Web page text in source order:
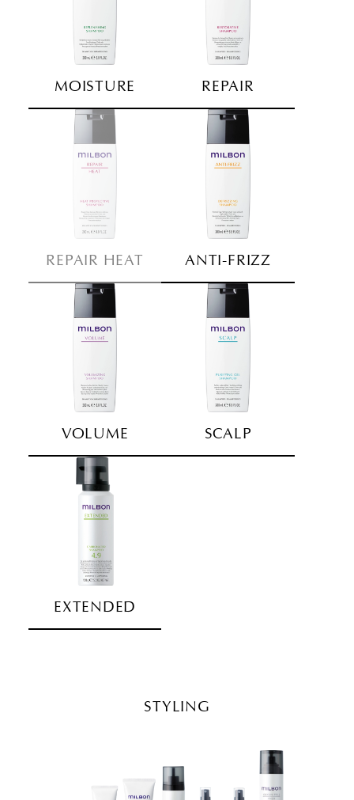
MOISTURE REPAIR
REPAIR HEAT ANTI-FRIZZ
VOLUME SCALP
EXTENDED
STYLING